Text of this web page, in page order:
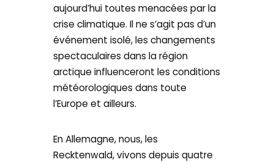
aujourd’hui toutes menacées par la
crise climatique. Il ne s’agit pas d’un
événement isolé, les changements
spectaculaires dans la région
arctique influenceront les conditions
météorologiques dans toute
l’Europe et ailleurs.
En Allemagne, nous, les
Recktenwald, vivons depuis quatre